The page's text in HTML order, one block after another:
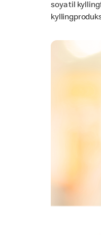
soya til